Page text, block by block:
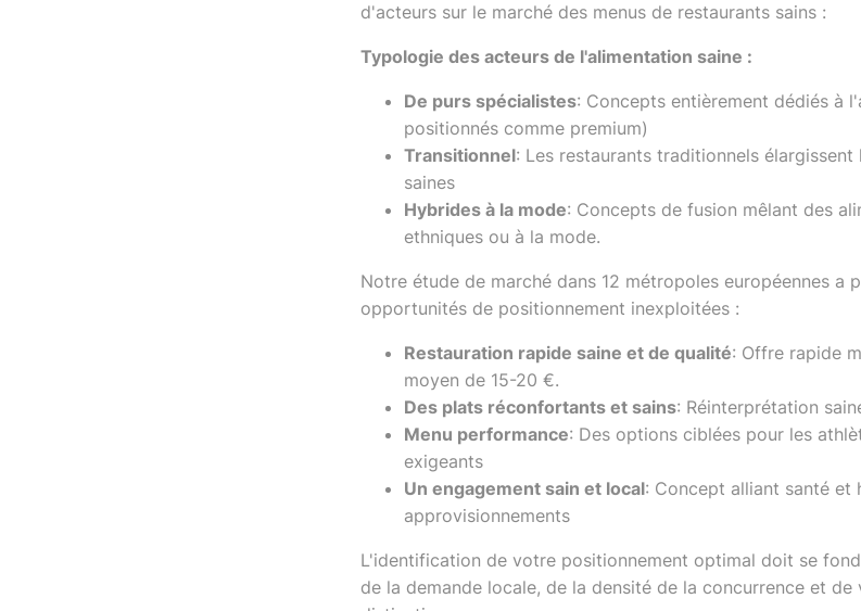
d'acteurs sur le marché des menus de restaurants sains :
Typologie des acteurs de l'alimentation saine :
De purs spécialistes: Concepts entièrement dédiés à
positionnés comme premium)
Transitionnel: Les restaurants traditionnels
saines
Hybrides à la mode: Concepts de fusion mêlant des
ethniques ou à la mode.
Notre étude de marché dans 12 métropoles européennes a
opportunités de positionnement inexploitées :
Restauration rapide saine et de qualité: Offre rapide
moyen de 15-20 €.
Des plats réconfortants et sains: Réinterprétation
Menu performance: Des options ciblées pour les
exigeants
Un engagement sain et local: Concept alliant santé et
approvisionnements
L'identification de votre positionnement optimal doit se
de la demande locale, de la densité de la concurrence et de